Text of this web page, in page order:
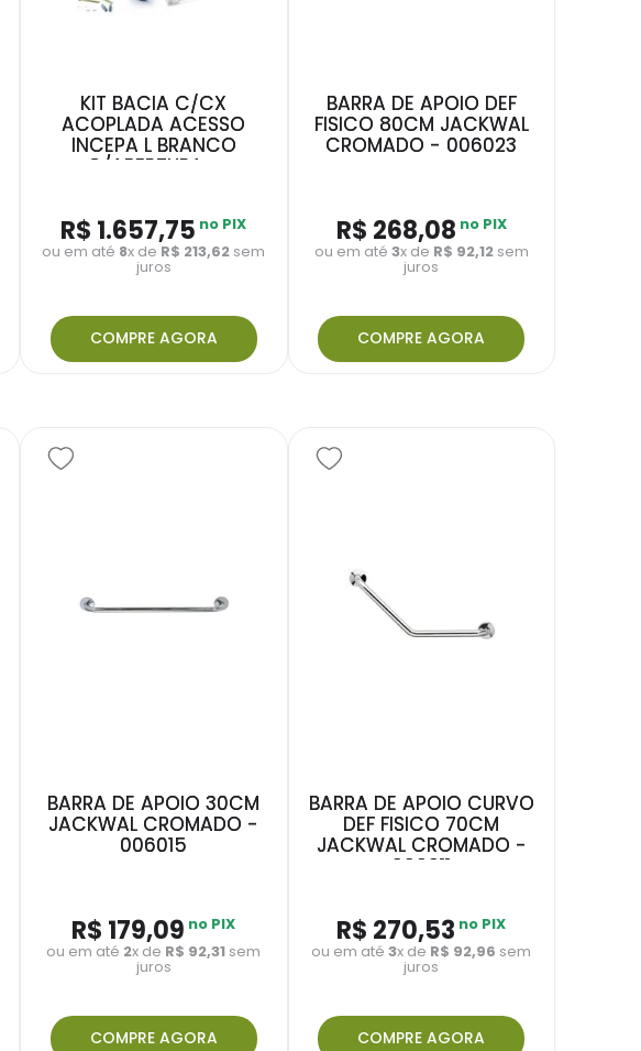
KIT BACIA C/CX
ACOPLADA ACESSO
INCEPA L BRANCO
C/ABERTURA -
R$ 1.657,75 no PIX
ou em até 8x de R$ 213,62 sem
juros
COMPRE AGORA
BARRA DE APOIO DEF
FISICO 80CM JACKWAL
CROMADO - 006023
R$ 268,08 no PIX
ou em até 3x de R$ 92,12sem
juros
COMPRE AGORA
BARRA DE APOIO 30CM
JACKWAL CROMADO -
006015
R$ 179,09 no PIX
ou em até 2x de R$ 92,31 sem
juros
COMPRE AGORA
BARRA DE APOIO CURVO
DEF FISICO 70CM
JACKWAL CROMADO -
006011
R$ 270,53 no PIX
ou em até3x de R$ 92,96 sem
juros
COMPRE AGORA